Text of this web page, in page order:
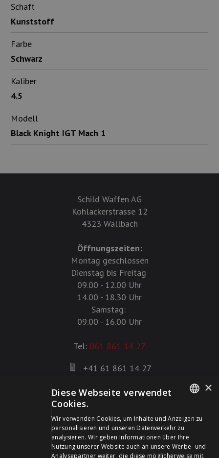
Schaft
Kunststoff
Farbe
Schwarz
Kaliber
4.5
Modell
Black Knight IGT Mach 1
Schild Waffen AG
Kohlackerstrasse 12
4323 Wallbach
Öffnungszeiten:
Montag geschlossen
Dienstag bis Freitag
09.00 - 12.00 Uhr
14.00 - 18.30 Uhr
Samstag:
09.00 - 16.00 Uhr
Tel: 061 861 14 27
+41 61 861 14 27
info@schildwaffen.ch
Zahlungsmittel
FRENCH
×
Diese Webseite verwendet
Cookies.
Wir verwenden Cookies, um Inhalte und Anzeigen zu
personalisieren und unseren Datenverkehr zu
analysieren. Wir geben Informationen über Ihre
Nutzung unserer Website auch an unsere Werbe- und
Analysepartner weiter, die diese möglicherweise mit